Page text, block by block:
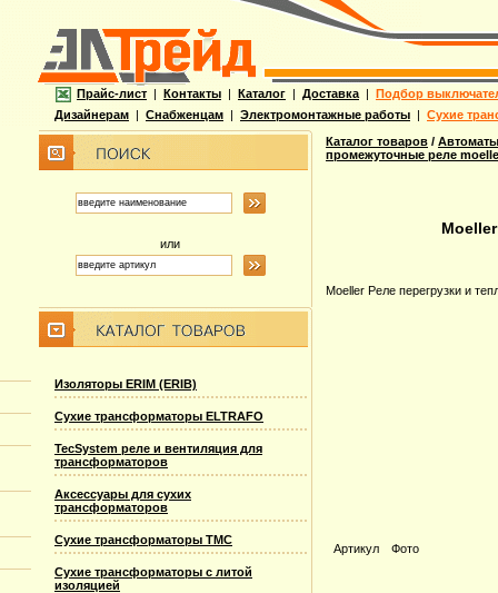
Прайс-лист | Контакты | Каталог | Доставка | Подбор
Дизайнерам | Снабженцам | Электромонтажные работы | Сухие
или
Изоляторы ERIM (ERIB)
Сухие трансформаторы ELTRAFO
TecSystem реле и вентиляция для
трансформаторов
Аксессуары для сухих
трансформаторов
Сухие трансформаторы TMC
Сухие трансформаторы с литой
изоляцией
Каталог товаров /
промежуточные реле
Moeller Реле перегрузки и
Артикул Фото